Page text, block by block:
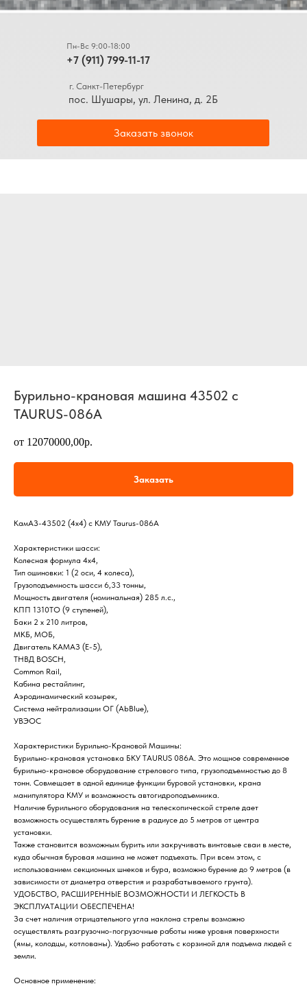
+7 (911) 799-11-17
Пн-Вс 9:00-18:00
Заказать звонок
пос. Шушары, ул. Ленина, д. 2Б
г. Санкт-Петербург
Бурильно-крановая машина 43502 с
TAURUS-086А
от 12070000,00р.
Заказать
КамАЗ-43502 (4х4) с КМУ Taurus-086A
Характеристики шасси:
Колесная формула 4х4,
Тип ошиновки: 1 (2 оси, 4 колеса),
Грузоподъемность шасси 6,33 тонны,
Мощность двигателя (номинальная) 285 л.с.,
КПП 1310ТО (9 ступеней),
Баки 2 х 210 литров,
МКБ, МОБ,
Двигатель КАМАЗ (Е-5),
ТНВД BOSCH,
Common Rail,
Кабина рестайлинг,
Аэродинамический козырек,
Система нейтрализации ОГ (AbBlue),
УВЭОС
Характеристики Бурильно-Крановой Машины:
Бурильно-крановая установка БКУ TAURUS 086A. Это мощное современное
бурильно-крановое оборудование стрелового типа, грузоподъемностью до 8
тонн. Совмещает в одной единице функции буровой установки, крана
манипулятора КМУ и возможность автогидроподъемника.
Наличие бурильного оборудования на телескопической стреле дает
возможность осуществлять бурение в радиусе до 5 метров от центра
установки.
Также становится возможным бурить или закручивать винтовые сваи в месте,
куда обычная буровая машина не может подъехать. При всем этом, с
использованием секционных шнеков и бура, возможно бурение до 9 метров (в
зависимости от диаметра отверстия и разрабатываемого грунта).
УДОБСТВО, РАСШИРЕННЫЕ ВОЗМОЖНОСТИ И ЛЕГКОСТЬ В
ЭКСПЛУАТАЦИИ ОБЕСПЕЧЕНА!
За счет наличия отрицательного угла наклона стрелы возможно
осуществлять разгрузочно-погрузочные работы ниже уровня поверхности
(ямы, колодцы, котлованы). Удобно работать с корзиной для подъема людей с
земли.
Основное применение: